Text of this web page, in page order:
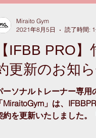
【IFBB PRO
更新のお知
ーソナルトレーナー専用
「MiraitoGym」は、
約を更新いたしました。
Miraito Gym
2021年8月5日
読了時間: